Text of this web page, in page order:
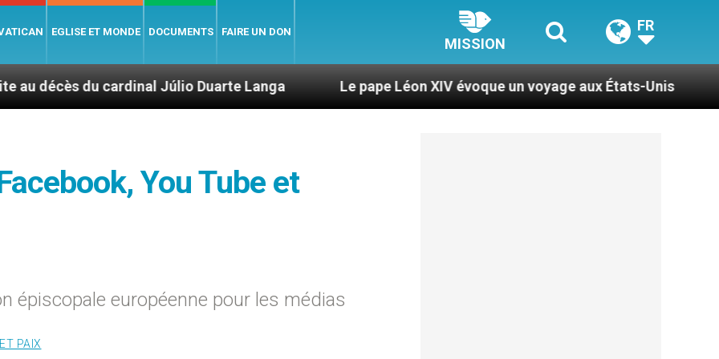
EGLISE ET MONDE DOCUMENTS FAIRE UN DON
MISSION
FR
Júlio Duarte Langa Le pape Léon XIV évoque un voyage aux États-Unis Le pape Léon
You Tube et
épiscopale européenne pour les médias
PAIX